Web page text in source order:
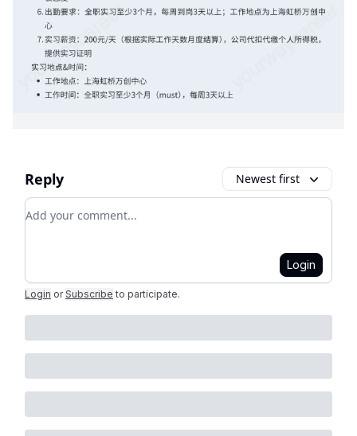
Reply Newest first
Add your comment
Login
Login or Subscribe to participate.